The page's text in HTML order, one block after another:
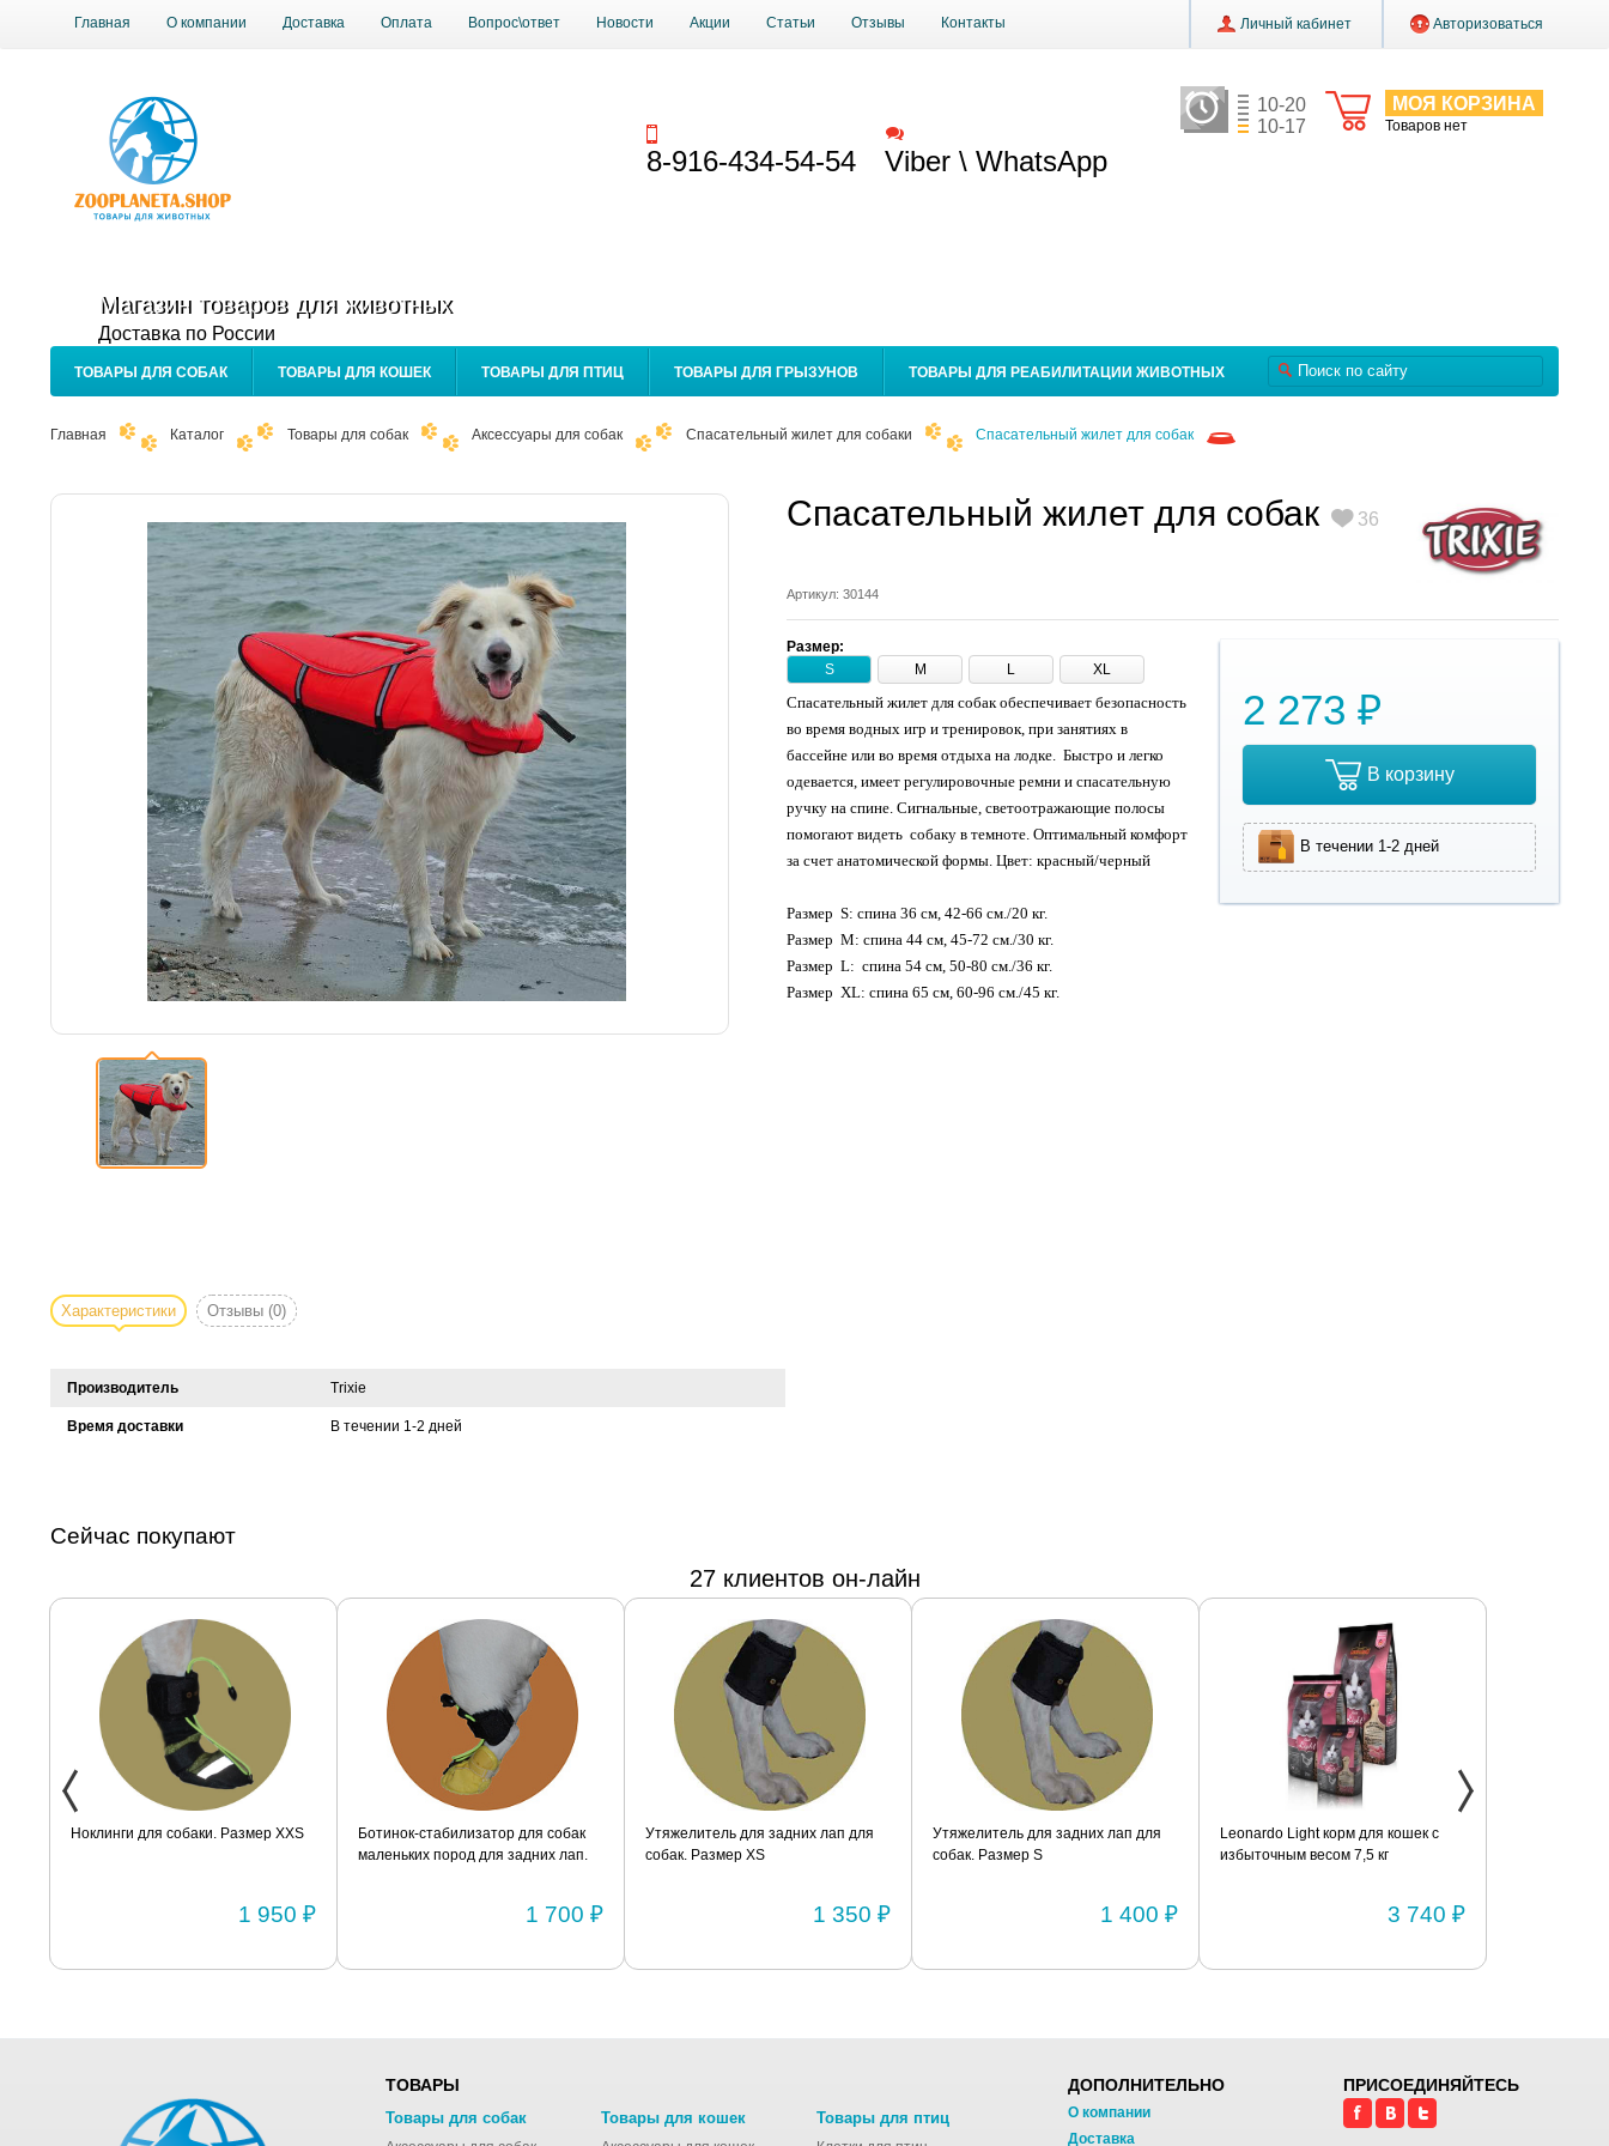
Главная О компании Доставка Оплата Вопрос\ответ Новости Акции Статьи Отзывы Контакты Личный кабинет Авторизоваться
МОЯ КОРЗИНА
Товаров нет
10-20
10-17
Магазин товаров для животных
Доставка по России
8-916-434-54-54 Viber \ WhatsApp
ТОВАРЫ ДЛЯ СОБАК ТОВАРЫ ДЛЯ КОШЕК ТОВАРЫ ДЛЯ ПТИЦ ТОВАРЫ ДЛЯ ГРЫЗУНОВ ТОВАРЫ ДЛЯ РЕАБИЛИТАЦИИ ЖИВОТНЫХ
Главная Каталог Товары для собак Аксессуары для собак Спасательный жилет для собаки Спасательный жилет для собак
Спасательный жилет для собак 36
Артикул: 30144
Размер:
S
M L XL
2 273 ₽
В корзину
В течении 1-2 дней
Спасательный жилет для собак обеспечивает безопасность
во время водных игр и тренировок, при занятиях в
бассейне или во время отдыха на лодке. Быстро и легко
одевается, имеет регулировочные ремни и спасательную
ручку на спине. Сигнальные, светоотражающие полосы
помогают видеть собаку в темноте. Оптимальный комфорт
за счет анатомической формы. Цвет: красный/черный
Размер S: спина 36 см, 42-66 см./20 кг.
Размер M: спина 44 см, 45-72 см./30 кг.
Размер L: спина 54 см, 50-80 см./36 кг.
Размер XL: спина 65 см, 60-96 см./45 кг.
Характеристики Отзывы (0)
Производитель Trixie
Время доставки В течении 1-2 дней
Сейчас покупают
27 клиентов он-лайн
Ноклинги для собаки. Размер XXS
1 950 ₽
Ботинок-стабилизатор для собак
маленьких пород для задних лап.
1 700 ₽
Утяжелитель для задних лап для
собак. Размер XS
1 350 ₽
Утяжелитель для задних лап для
собак. Размер S
1 400 ₽
Leonardo Light корм для кошек с
избыточным весом 7,5 кг
3 740 ₽
ТОВАРЫ
Товары для собак Товары для кошек Товары для птиц
ДОПОЛНИТЕЛЬНО
О компании
Доставка
ПРИСОЕДИНЯЙТЕСЬ